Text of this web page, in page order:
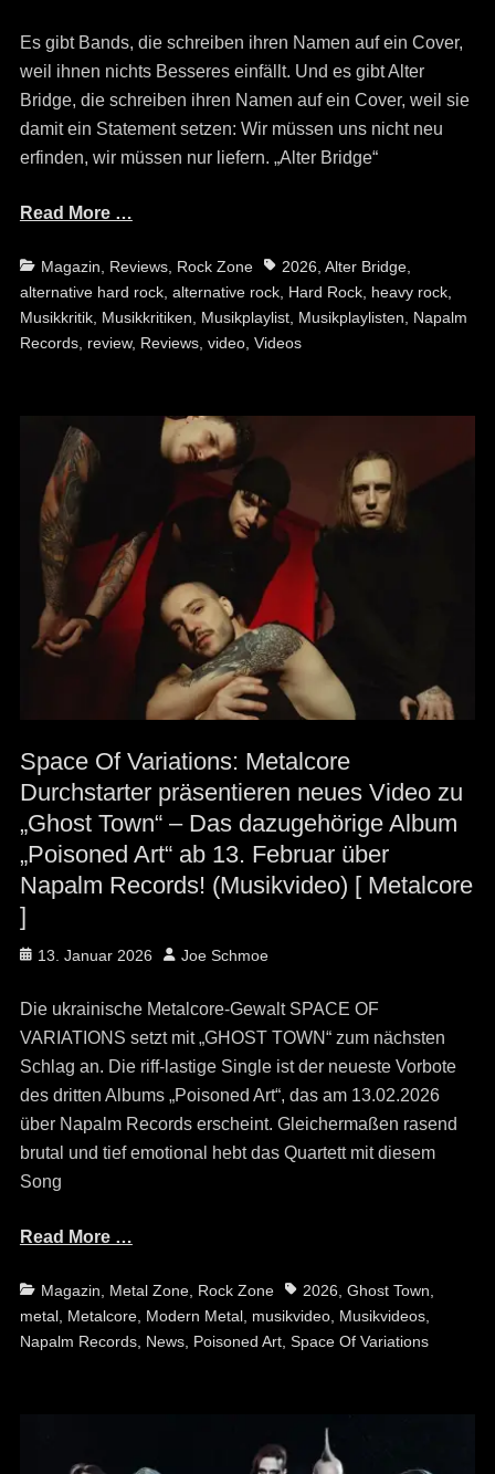
Es gibt Bands, die schreiben ihren Namen auf ein Cover,
weil ihnen nichts Besseres einfällt. Und es gibt Alter
Bridge, die schreiben ihren Namen auf ein Cover, weil sie
damit ein Statement setzen: Wir müssen uns nicht neu
erfinden, wir müssen nur liefern. „Alter Bridge“
Read More …
Categories
Magazin Reviews, Rock Zone Tags2026 Alter Bridge,
alternative hard rock, alternative rock, Hard Rock, heavy rock,
Musikkritik, Musikkritiken Musikplaylist, Musikplaylisten
Napalm
Records, review, Reviews, video, Videos
Space Of Variations: Metalcore
Durchstarter präsentieren neues Video zu
„Ghost Town“ – Das dazugehörige Album
„Poisoned Art“ ab 13. Februar über
Napalm Records! (Musikvideo) [ Metalcore
]
Posted
13. Januar 2026 Author
Joe Schmoe
Die ukrainische Metalcore-Gewalt SPACE OF
VARIATIONS setzt mit „GHOST TOWN“ zum nächsten
Schlag an. Die riff-lastige Single ist der neueste Vorbote
des dritten Albums „Poisoned Art“, das am 13.02.2026
über Napalm Records erscheint. Gleichermaßen rasend
brutal und tief emotional hebt das Quartett mit diesem
Song
Read More …
Categories
Magazin Metal Zone, Rock Zone Tags2026 Ghost Town
metal, Metalcore, Modern Metal, musikvideo, Musikvideos,
Napalm Records, News, Poisoned Art, Space Of Variations